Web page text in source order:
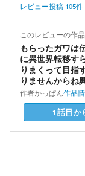
レビュー投稿 105件
このレビューの作品
もらったガワは
に異世界転移す
りまくって目
りませんからね
作者かっぱん作品
1話目か